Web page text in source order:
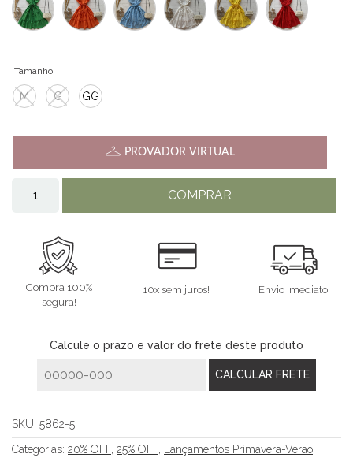
Tamanho
M G GG
PROVADOR VIRTUAL
COMPRAR
Compra 100%
segura!
10x sem juros! Envio imediato!
Calcule o prazo e valor do frete deste produto
SKU: 5862-5
Categorias: 20% OFF, 25% OFF, Lançamentos Primavera-Verão,